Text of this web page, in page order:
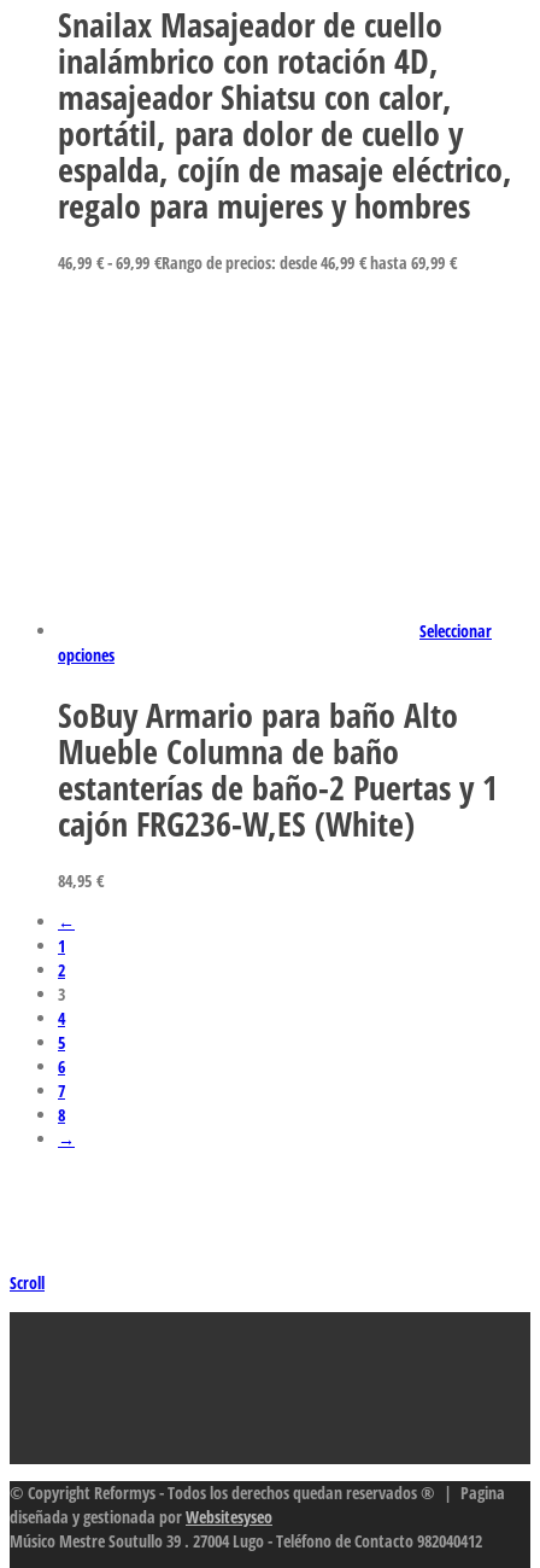
Snailax Masajeador de cuello
inalámbrico con rotación 4D,
masajeador Shiatsu con calor,
portátil, para dolor de cuello y
espalda, cojín de masaje eléctrico,
regalo para mujeres y hombres
46,99 €-69,99 €Rango de precios: desde 46,99 € hasta 69,99 €
Seleccionar
opciones
SoBuy Armario para baño Alto
Mueble Columna de baño
estanterías de baño-2 Puertas y 1
cajón FRG236-W,ES (White)
84,95 €
←
1
2
3
4
5
6
7
8
→
Scroll
© Copyright Reformys - Todos los derechos quedan reservados ® | Pagina
diseñada y gestionada porWebsitesyseo
Músico Mestre Soutullo 39 . 27004 Lugo - Teléfono de Contacto 982040412